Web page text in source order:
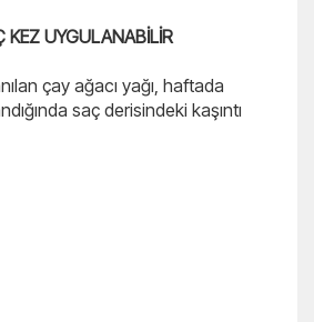
KEZ UYGULANABİLİR
çay ağacı yağı, haftada
saç derisindeki kaşıntı